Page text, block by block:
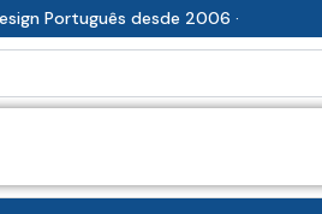
Português desde 2006 ·